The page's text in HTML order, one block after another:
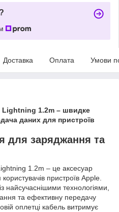
Доставка Оплата Умови
Lightning 1.2m – швидке
даних для пристроїв
для заряджання та
1.2m – це аксесуар
пристроїв Apple.
найсучаснішими технологіями,
та ефективну передачу
оплетці кабель витримує